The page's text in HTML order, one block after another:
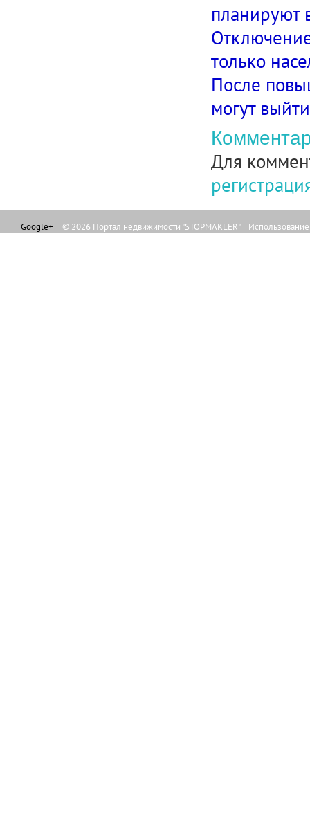
планируют
только
После
могут
Для
Google+ © 2026 Портал недвижимости "STOPMAKLER"